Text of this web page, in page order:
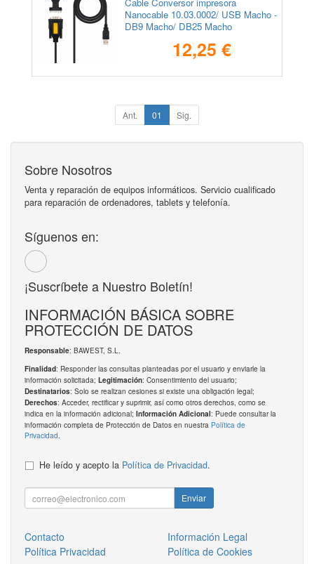
Nanocable 10.03.0002/ USB Macho -
DB9 Macho/ DB25 Macho
12,25 €
Ant. 01 Sig.
Sobre Nosotros
Venta y reparación de equipos informáticos. Servicio cualificado
para reparación de ordenadores, tablets y telefonía.
Síguenos en:
¡Suscríbete a Nuestro Boletín!
INFORMACIÓN BÁSICA SOBRE
PROTECCIÓN DE DATOS
Responsable: BAWEST, S.L.
Finalidad: Responder las consultas planteadas por el usuario y enviarle la
información solicitada; Legitimación: Consentimiento del usuario;
Destinatarios: Solo se realizan cesiones si existe una obligación legal;
Derechos: Acceder, rectificar y suprimir, así como otros derechos, como se
indica en la información adicional; Información Adicional: Puede consultar la
información completa de Protección de Datos en nuestra Política de
Privacidad.
He leído y acepto la Política de Privacidad.
Enviar
Contacto
Información Legal
Política Privacidad
Política de Cookies